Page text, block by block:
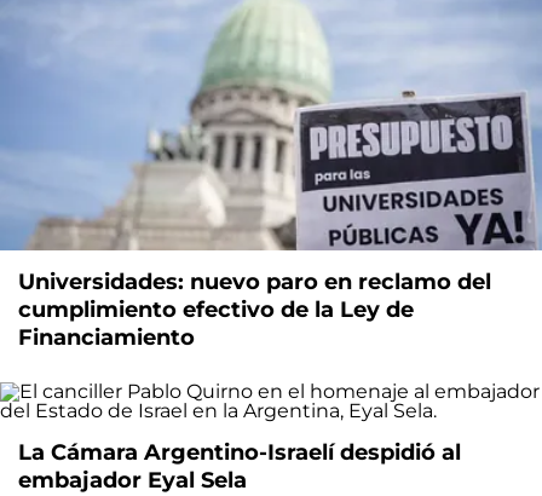
Universidades: nuevo paro en reclamo del
cumplimiento efectivo de la Ley de
Financiamiento
La Cámara Argentino-Israelí despidió al
embajador Eyal Sela